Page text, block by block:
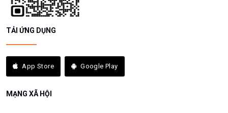
TẢI ỨNG DỤNG
App Store Google Play
MẠNG XÃ HỘI